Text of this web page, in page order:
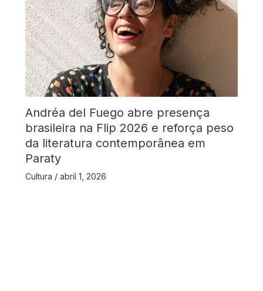
Andréa del Fuego abre presença
brasileira na Flip 2026 e reforça peso
da literatura contemporânea em
Paraty
Cultura / abril 1, 2026